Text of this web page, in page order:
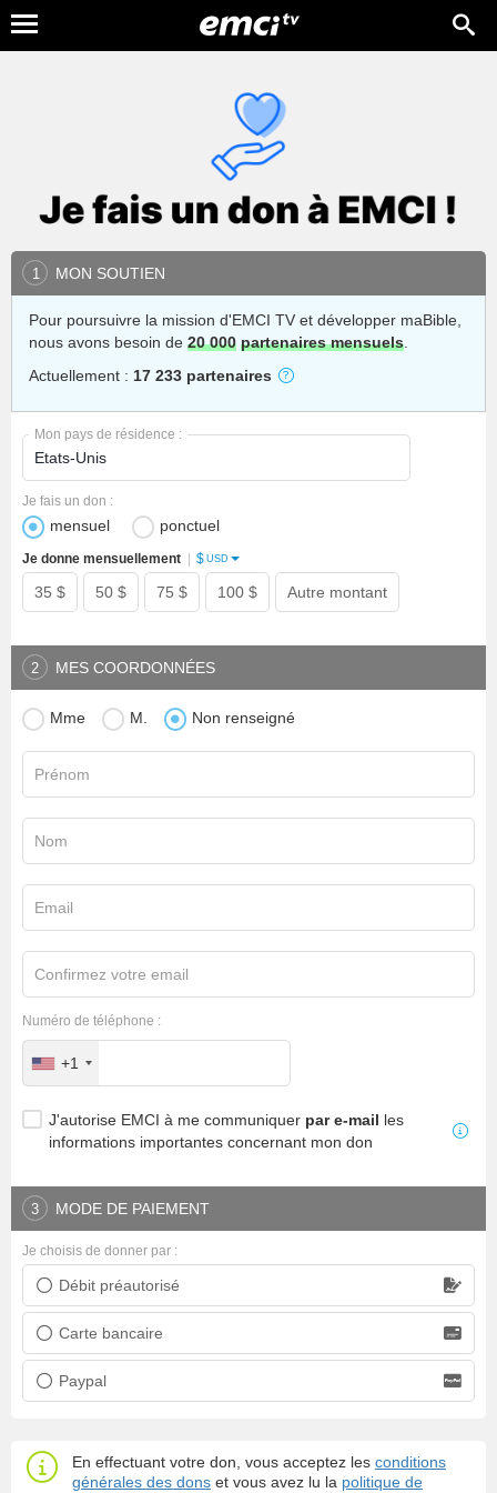
1 MON SOUTIEN
Pour poursuivre la mission d'EMCI TV et développer maBible,
nous avons besoin de 20 000 partenaires mensuels.
Actuellement : 17 233 partenaires
Mon pays de résidence :
mensuel ponctuel
Je fais un don :
35 $ 50 $ 75 $ 100 $ Autre montant
Je donne mensuellement $ USD
2 MES COORDONNÉES
Mme M. Non renseigné
Prénom
Nom
Email
Confirmez votre email
Numéro de téléphone :
+1
J'autorise EMCI à me communiquer par e-mail les
informations importantes concernant mon don
3 MODE DE PAIEMENT
Débit préautorisé
Prélèvement bancaire
Carte bancaire
Carte bancaire
Paypal
Paypal
Je choisis de donner par :
En effectuant votre don, vous acceptez les conditions
générales des dons et vous avez lu la politique de